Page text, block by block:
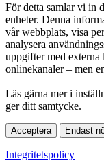
För detta samlar vi in
enheter. Denna
vår webbplats, visa
analysera
uppgifter med externa
onlinekanaler – men
Läs gärna mer i
ger ditt samtycke.
Acceptera Endast
Integritetspolicy